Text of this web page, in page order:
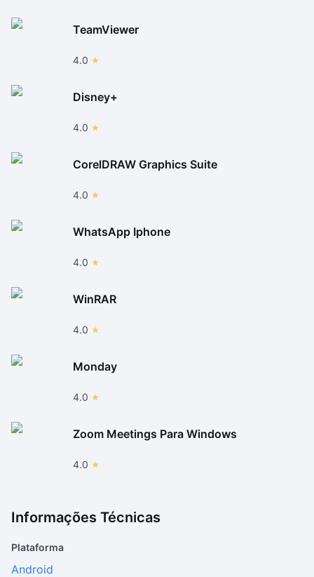
TeamViewer
4.0
Disney+
4.0
CorelDRAW Graphics Suite
4.0
WhatsApp Iphone
4.0
WinRAR
4.0
Monday
4.0
Zoom Meetings Para Windows
4.0
Informações Técnicas
Plataforma
Android